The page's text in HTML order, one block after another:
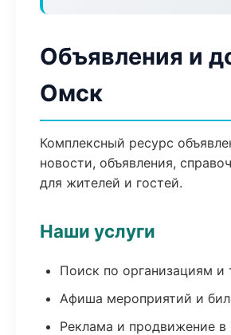
Объявления и
Омск
Комплексный ресурс
новости, объявления,
для жителей и гостей.
Наши услуги
Поиск по организациям и
Афиша мероприятий и
Реклама и продвижение в